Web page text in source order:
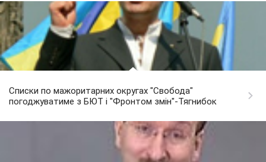
Списки по мажоритарних округах "Свобода"
погоджуватиме з БЮТ і "Фронтом змін"-Тягнибок